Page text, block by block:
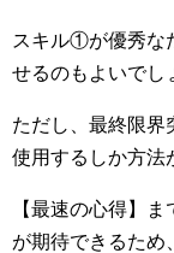
スキル①が優秀な
せるのもよいでし
ただし、最終限界
使用するしか方法
【最速の心得】
が期待できるため